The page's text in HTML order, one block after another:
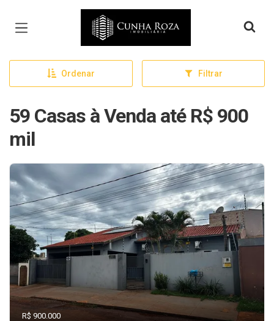
Página inicial
Ordenar Filtrar
59 Casas à Venda até R$ 900
mil
R$ 900.000